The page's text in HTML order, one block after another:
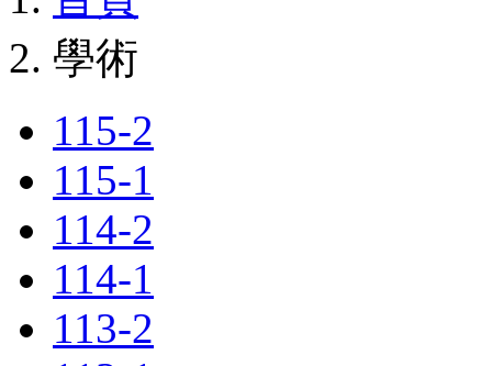
學術
115-2
115-1
114-2
114-1
113-2